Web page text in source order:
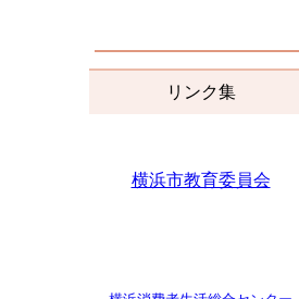
リンク集
横浜市教育委員会